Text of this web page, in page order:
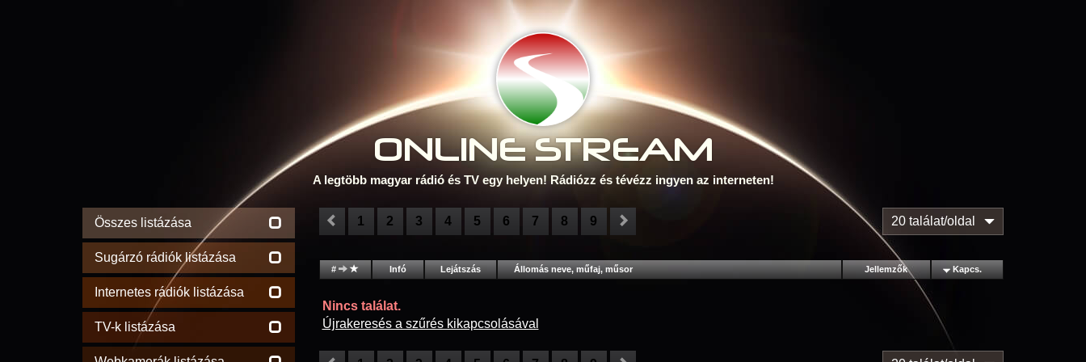
ONLINE STREAM
A legtöbb magyar rádió és TV egy helyen! Rádiózz és tévézz ingyen az interneten!
Összes listázása
Sugárzó rádiók listázása
Internetes rádiók listázása
TV-k listázása
1 2 3 4 5 6 7 8 9 20 találat/oldal
# Infó Lejátszás Állomás neve, műfaj, műsor Jellemzők Kapcs.
Nincs találat.
Újrakeresés a szűrés kikapcsolásával